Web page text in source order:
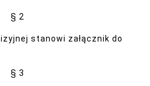
§ 2
stanowi załącznik do
§ 3